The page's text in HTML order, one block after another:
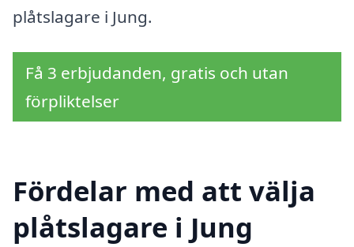
plåtslagare i Jung.
Få 3 erbjudanden, gratis och utan
förpliktelser
Fördelar med att välja
plåtslagare i Jung